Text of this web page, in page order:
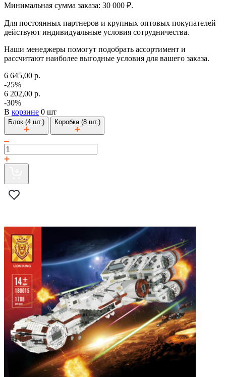
Минимальная сумма заказа: 30 000 ₽.
Для постоянных партнеров и крупных оптовых покупателей
действуют индивидуальные условия сотрудничества.
Наши менеджеры помогут подобрать ассортимент и
рассчитают наиболее выгодные условия для вашего заказа.
6 645,00 р.
-25%
6 202,00 р.
-30%
В корзине 0 шт
Блок (4 шт.) Коробка (8 шт.)